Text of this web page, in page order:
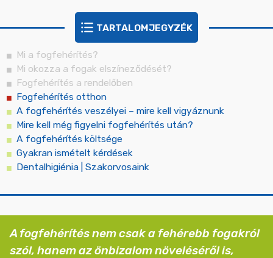
TARTALOMJEGYZÉK
Mi a fogfehérítés?
Mi okozza a fogak elszíneződését?
Fogfehérítés a rendelőben
Fogfehérítés otthon
A fogfehérítés veszélyei – mire kell vigyáznunk
Mire kell még figyelni fogfehérítés után?
A fogfehérítés költsége
Gyakran ismételt kérdések
dentalhigiénia | Szakorvosaink
A fogfehérítés nem csak a fehérebb fogakról
szól, hanem az önbizalom növeléséről is,